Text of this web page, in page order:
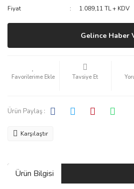
Fiyat
1.089,11 TL + KDV
Gelince Haber
Tavsiye Et
Ürün Paylaş :
Karşılaştır
Ürün Bilgisi